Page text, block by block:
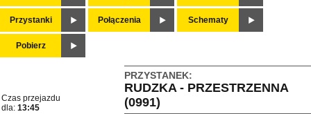
Przystanki Połączenia Schematy
Pobierz
PRZYSTANEK:
RUDZKA - PRZESTRZENNA
(0991)
Czas przejazdu
dla: 13:45